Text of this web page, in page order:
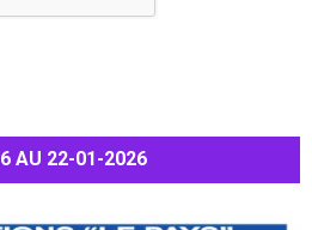
AU 22-01-2026